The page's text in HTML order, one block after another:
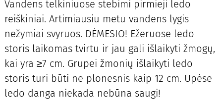
Vandens telkiniuose stebimi pirmieji ledo
reiškiniai. Artimiausiu metu vandens lygis
nežymiai svyruos. DĖMESIO! Ežeruose ledo
storis laikomas tvirtu ir jau gali išlaikyti žmogų,
kai yra ≥7 cm. Grupei žmonių išlaikyti ledo
storis turi būti ne plonesnis kaip 12 cm. Upėse
ledo danga niekada nebūna saugi!